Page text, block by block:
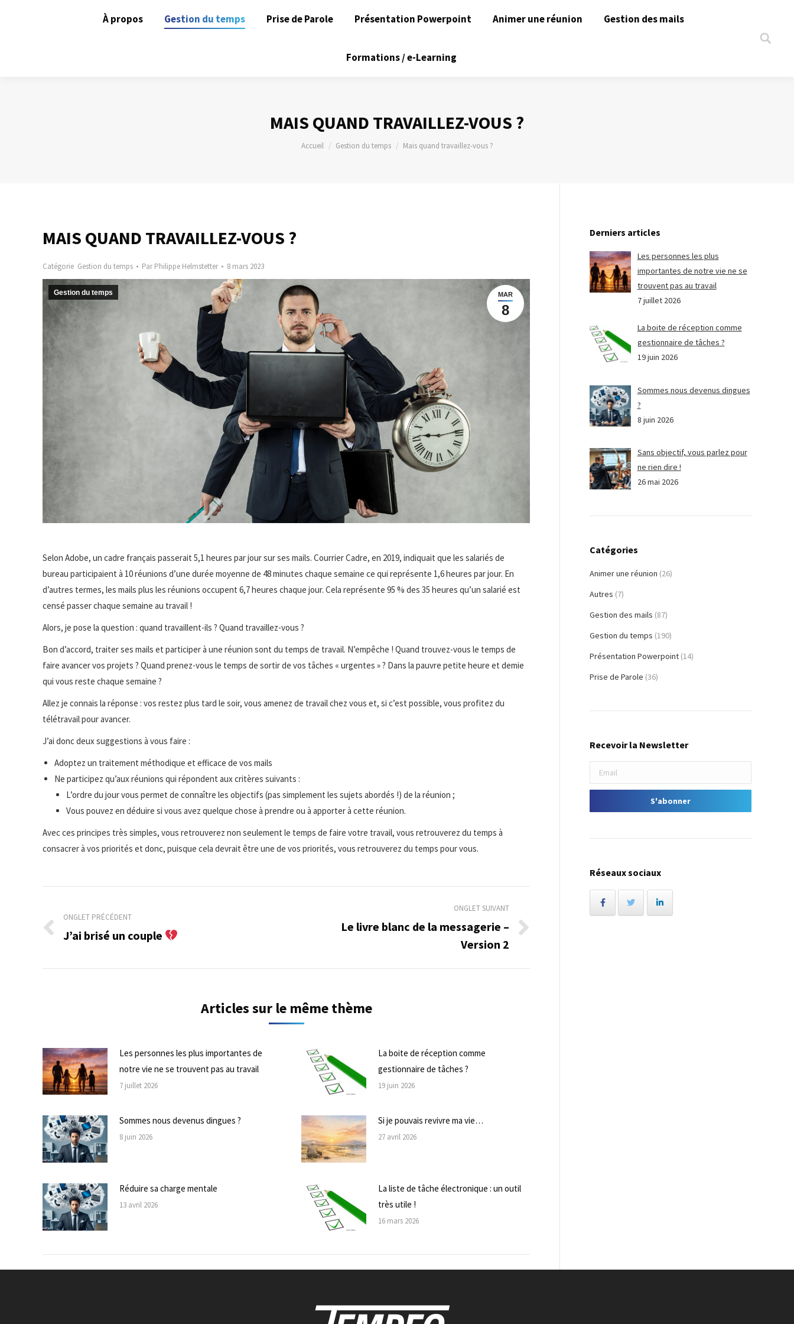
À propos Gestion du temps Prise de Parole Présentation Powerpoint Animer une réunion Gestion des mails
Formations / e-Learning
Search:
MAIS QUAND TRAVAILLEZ-VOUS ?
Vous êtes ici :
Accueil Gestion du temps Mais quand travaillez-vous ?
MAIS QUAND TRAVAILLEZ-VOUS ?
Catégorie Gestion du temps ParPhilippe Helmstetter 8 mars 2023
MAR
8
Gestion du temps
Selon Adobe, un cadre français passerait 5,1 heures par jour sur ses mails. Courrier Cadre, en 2019, indiquait que les salariés de
bureau participaient à 10 réunions d’une durée moyenne de 48 minutes chaque semaine ce qui représente 1,6 heures par jour. En
d’autres termes, les mails plus les réunions occupent 6,7 heures chaque jour. Cela représente 95 % des 35 heures qu’un salarié est
censé passer chaque semaine au travail !
Alors, je pose la question : quand travaillent-ils ? Quand travaillez-vous ?
Bon d’accord, traiter ses mails et participer à une réunion sont du temps de travail. N’empêche ! Quand trouvez-vous le temps de
faire avancer vos projets ? Quand prenez-vous le temps de sortir de vos tâches « urgentes » ? Dans la pauvre petite heure et demie
qui vous reste chaque semaine ?
Allez je connais la réponse : vos restez plus tard le soir, vous amenez de travail chez vous et, si c’est possible, vous profitez du
télétravail pour avancer.
J’ai donc deux suggestions à vous faire :
Adoptez un traitement méthodique et efficace de vos mails
Ne participez qu’aux réunions qui répondent aux critères suivants :
L’ordre du jour vous permet de connaître les objectifs (pas simplement les sujets abordés !) de la réunion ;
Vous pouvez en déduire si vous avez quelque chose à prendre ou à apporter à cette réunion.
Avec ces principes très simples, vous retrouverez non seulement le temps de faire votre travail, vous retrouverez du temps à
consacrer à vos priorités et donc, puisque cela devrait être une de vos priorités, vous retrouverez du temps pour vous.
de
commentaire
ONGLET PRÉCÉDENT
Onglet
J’ai brisé un couple
ONGLET SUIVANT
Le livre blanc de la messagerie –
Version 2
Articles sur le même thème
Les personnes les plus importantes de
notre vie ne se trouvent pas au travail
7 juillet 2026
La boite de réception comme
gestionnaire de tâches ?
19 juin 2026
Sommes nous devenus dingues ?
8 juin 2026
Si je pouvais revivre ma vie…
27 avril 2026
Réduire sa charge mentale
13 avril 2026
La liste de tâche électronique : un outil
très utile !
16 mars 2026
Derniers articles
Les personnes les plus
importantes de notre vie ne se
trouvent pas au travail
7 juillet 2026
La boite de réception comme
gestionnaire de tâches ?
19 juin 2026
Sommes nous devenus dingues
?
8 juin 2026
Sans objectif, vous parlez pour
ne rien dire !
26 mai 2026
Catégories
Animer une réunion (26)
Autres (7)
Gestion des mails (87)
Gestion du temps (190)
Présentation Powerpoint (14)
Prise de Parole (36)
Recevoir la Newsletter
Réseaux sociaux